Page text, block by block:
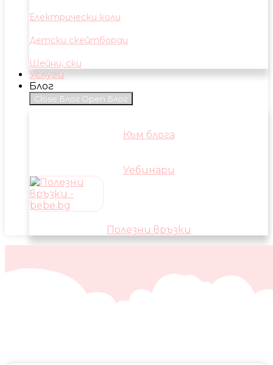
Електрически коли
Детски скейтборди
Шейни, ски
Услуги
Блог
Close Блог Open Блог
Към блога
Уебинари
Полезни връзки